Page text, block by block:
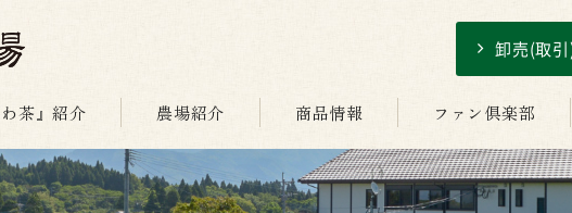
卸売(取
茶』紹介 農場紹介 商品情報 ファン倶楽部